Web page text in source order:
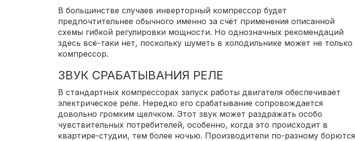
В большинстве случаев инверторный компрессор будет
предпочтительнее обычного именно за счёт применения описанной
схемы гибкой регулировки мощности. Но однозначных рекомендаций
здесь всё-таки нет, поскольку шуметь в холодильнике может не только
компрессор.
ЗВУК СРАБАТЫВАНИЯ РЕЛЕ
В стандартных компрессорах запуск работы двигателя обеспечивает
электрическое реле. Нередко его срабатывание сопровождается
довольно громким щелчком. Этот звук может раздражать особо
чувствительных потребителей, особенно, когда это происходит в
квартире-студии, тем более ночью. Производители по-разному борются